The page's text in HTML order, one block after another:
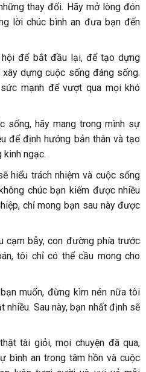
thay đổi. Hãy mở lòng đón
lời chúc bình an đưa bạn đến
để bắt đầu lại, để tạo dựng
dựng cuộc sống đáng sống.
mạnh để vượt qua mọi khó
sống, hãy mang trong mình sự
để định hướng bản thân và tạo
kinh ngạc.
hiểu trách nhiệm và cuộc sống
chúc bạn kiếm được nhiều
chỉ mong bạn sau này được
cạm bẫy, con đường phía trước
tôi chỉ có thể cầu mong cho
muốn, đừng kìm nén nữa tôi
Sau này, bạn nhất định sẽ
tài giỏi, mọi chuyện đã qua,
bình an trong tâm hồn và cuộc